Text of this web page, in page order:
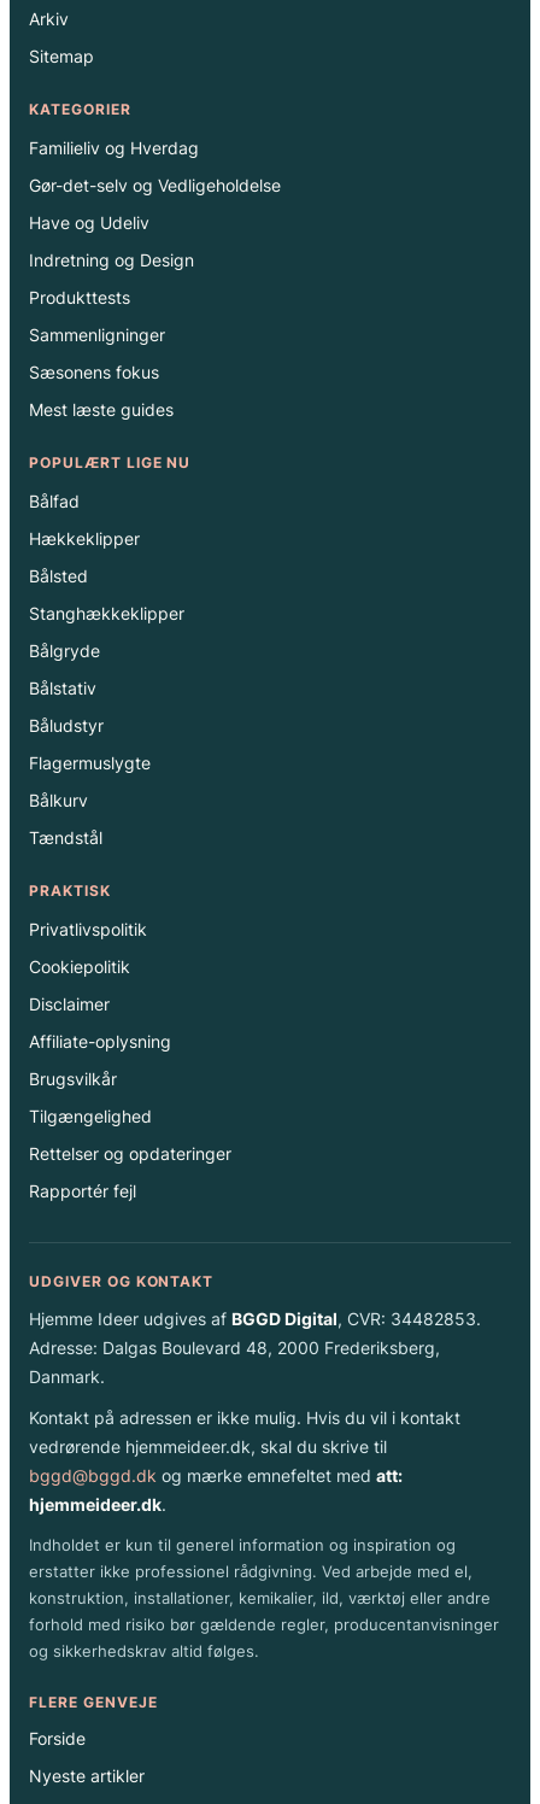
Arkiv
Sitemap
KATEGORIER
Familieliv og Hverdag
Gør-det-selv og Vedligeholdelse
Have og Udeliv
Indretning og Design
Produkttests
Sammenligninger
Sæsonens fokus
Mest læste guides
POPULÆRT LIGE NU
Bålfad
Hækkeklipper
Bålsted
Stanghækkeklipper
Bålgryde
Bålstativ
Båludstyr
Flagermuslygte
Bålkurv
Tændstål
PRAKTISK
Privatlivspolitik
Cookiepolitik
Disclaimer
Affiliate-oplysning
Brugsvilkår
Tilgængelighed
Rettelser og opdateringer
Rapportér fejl
UDGIVER OG KONTAKT
Hjemme Ideer udgives af BGGD Digital, CVR: 34482853.
Adresse: Dalgas Boulevard 48, 2000 Frederiksberg,
Danmark.
Kontakt på adressen er ikke mulig. Hvis du vil i kontakt
vedrørende hjemmeideer.dk, skal du skrive til
bggd@bggd.dk og mærke emnefeltet med att:
hjemmeideer.dk.
Indholdet er kun til generel information og inspiration og
erstatter ikke professionel rådgivning. Ved arbejde med el,
konstruktion, installationer, kemikalier, ild, værktøj eller andre
forhold med risiko bør gældende regler, producentanvisninger
og sikkerhedskrav altid følges.
FLERE GENVEJE
Forside
Nyeste artikler